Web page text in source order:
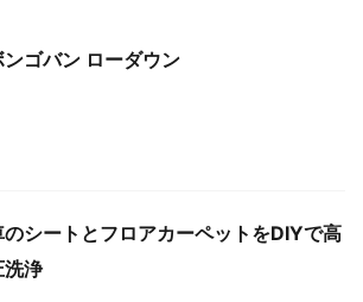
ンゴバン ローダウン
のシートとフロアカーペットをDIYで高
洗浄